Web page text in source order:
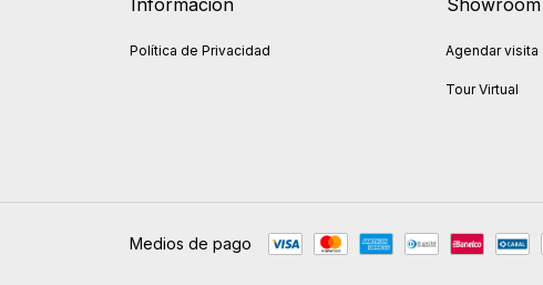
Política de Privacidad Agendar visita
Tour Virtual
Medios de pago